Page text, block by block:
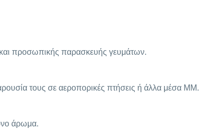
προσωπικής παρασκευής γευμάτων.
τους σε αεροπορικές πτήσεις ή άλλα μέσα ΜΜ.
άρωμα.